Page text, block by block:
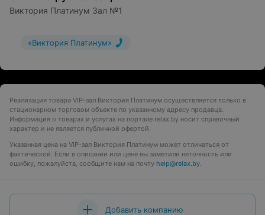
Виктория Платинум Зал №1
«Виктория Платинум»
Реализация товара VIP-зал Виктория Платинум осуществляется только в
стационарном торговом объекте по указанному адресу продавца.
Информация о товарах и услугах на портале relax.by носит справочный
характер и не является публичной офертой.
Указанная цена на VIP-зал Виктория Платинум может отличаться от
фактической. Если в описании или цене вы заметили неточность или
ошибку, пожалуйста, сообщите нам на почту help@relax.by.
Добавить компанию